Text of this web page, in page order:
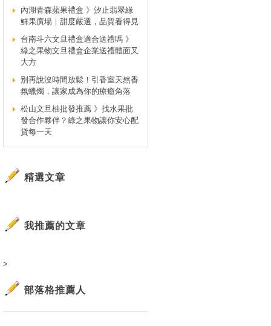
內湖青森蘋果禮盒 》汐止翡翠綠
鮮果廣場｜甜度嚴選，品質看得見
台南斗六文旦禮盒適合送禮嗎 》
綠之果物文旦禮盒企業送禮體面又
大方
別再說沒時間放鬆！引香室天然香
氛蠟燭，讓家成為你的療癒角落
松山文旦柚批發推薦 》找水果批
發合作夥伴？綠之果物讓你安心配
貨每一天
精選文章
我推薦的文章
>
部落格推薦人